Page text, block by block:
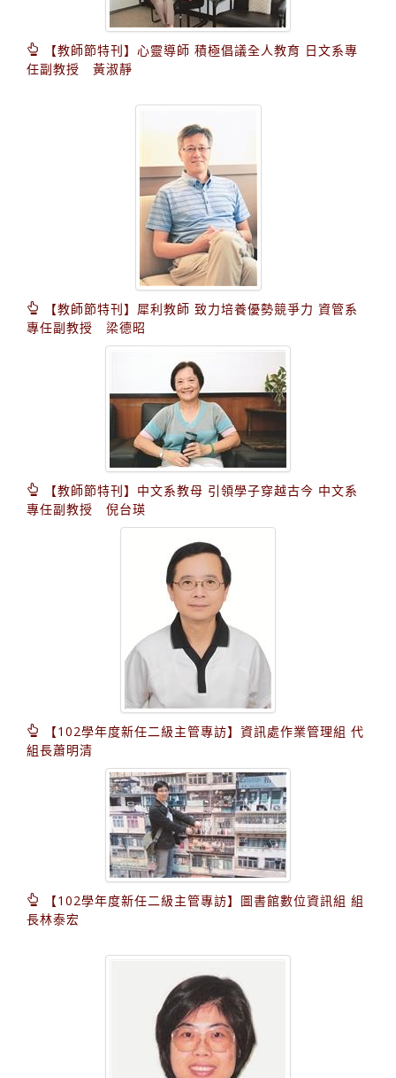
【教師節特刊】心靈導師 積極倡議全人教育 日文系專
任副教授 黃淑靜
【教師節特刊】犀利教師 致力培養優勢競爭力 資管系
專任副教授 梁德昭
【教師節特刊】中文系教母 引領學子穿越古今 中文系
專任副教授 倪台瑛
【102學年度新任二級主管專訪】資訊處作業管理組 代
組長蕭明清
【102學年度新任二級主管專訪】圖書館數位資訊組 組
長林泰宏